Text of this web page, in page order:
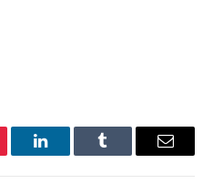
LinkedInTumblr Email